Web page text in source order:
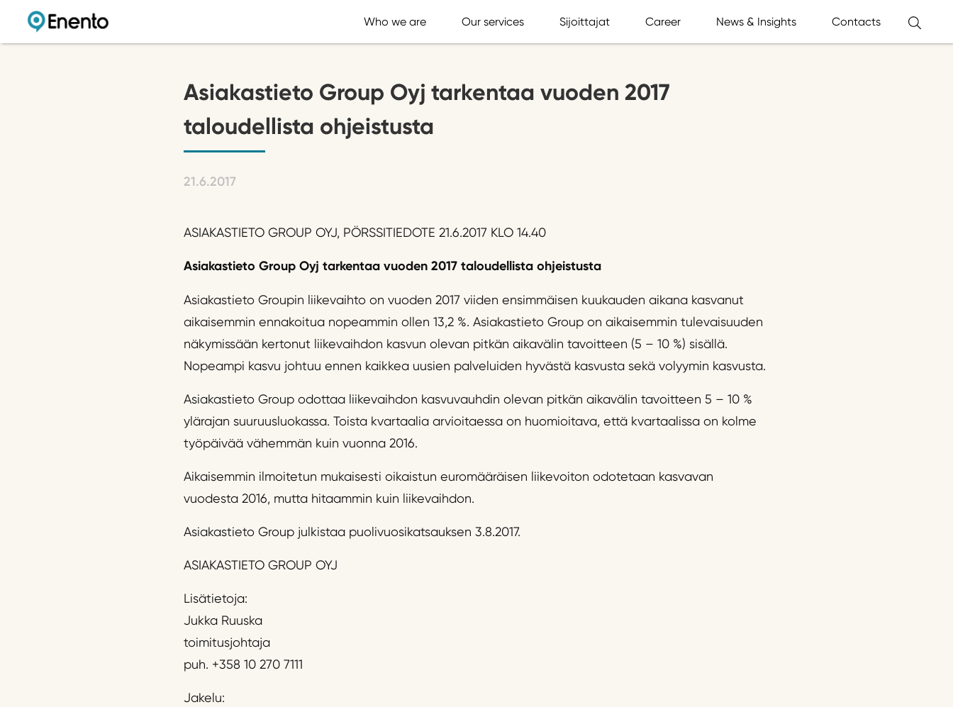
Who we are Our services Sijoittajat Career News & Insights Contacts
Asiakastieto Group Oyj tarkentaa vuoden 2017
taloudellista ohjeistusta
21.6.2017
ASIAKASTIETO GROUP OYJ, PÖRSSITIEDOTE 21.6.2017 KLO 14.40
Asiakastieto Group Oyj tarkentaa vuoden 2017 taloudellista ohjeistusta
Asiakastieto Groupin liikevaihto on vuoden 2017 viiden ensimmäisen kuukauden aikana kasvanut
aikaisemmin ennakoitua nopeammin ollen 13,2 %. Asiakastieto Group on aikaisemmin tulevaisuuden
näkymissään kertonut liikevaihdon kasvun olevan pitkän aikavälin tavoitteen (5 – 10 %) sisällä.
Nopeampi kasvu johtuu ennen kaikkea uusien palveluiden hyvästä kasvusta sekä volyymin kasvusta.
Asiakastieto Group odottaa liikevaihdon kasvuvauhdin olevan pitkän aikavälin tavoitteen 5 – 10 %
ylärajan suuruusluokassa. Toista kvartaalia arvioitaessa on huomioitava, että kvartaalissa on kolme
työpäivää vähemmän kuin vuonna 2016.
Aikaisemmin ilmoitetun mukaisesti oikaistun euromääräisen liikevoiton odotetaan kasvavan
vuodesta 2016, mutta hitaammin kuin liikevaihdon.
Asiakastieto Group julkistaa puolivuosikatsauksen 3.8.2017.
ASIAKASTIETO GROUP OYJ
Lisätietoja:
Jukka Ruuska
toimitusjohtaja
puh. +358 10 270 7111
Jakelu: